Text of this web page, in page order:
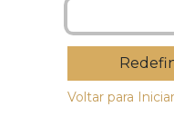
Voltar para